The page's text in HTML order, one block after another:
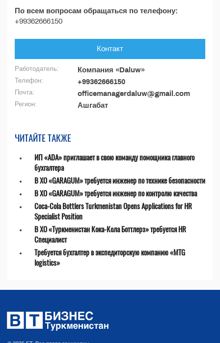
По всем вопросам обращаться по телефону:
+99362666150
Контакт
Работодатель: Компания «Daluw»
Телефон: +99362666150
Почта: officemanagerdaluw@gmail.com
Регион: Ашгабат
ЧИТАЙТЕ ТАКЖЕ
ИП «ADA» приглашает в свою команду помощника главного
бухгалтера
В ХО «GARAGUM» требуется инженер по технике безопасности
В ХО «GARAGUM» требуется инженер по контролю качества
Coca-Cola Bottlers Turkmenistan Opens Applications for HR
Specialist Position
В ХО «Туркменистан Кока-Кола Боттлерз» требуется HR
Специалист
Требуется бухгалтер в экспедиторскую компанию «MTG
logistics»